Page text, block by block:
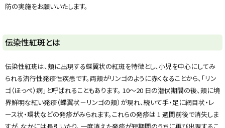
防の実施をお願いいたします。
伝染性紅斑とは
伝染性紅斑は、頬に出現する蝶翼状の紅斑を特徴とし、小児を中心にしてみ
られる流行性発疹性疾患です。両頬がリンゴのように赤くなることから、「リン
ゴ（ほっぺ）病」と呼ばれることもあります。 10～20 日の潜伏期間の後、頬に境
界鮮明な紅い発疹（蝶翼状－リンゴの頬）が現れ、続いて手・足に網目状・レ
ース状・環状などの発疹がみられます。これらの発疹は 1 週間前後で消失しま